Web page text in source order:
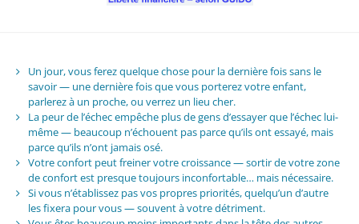
Un jour, vous ferez quelque chose pour la dernière fois sans le
savoir — une dernière fois que vous porterez votre enfant,
parlerez à un proche, ou verrez un lieu cher.
La peur de l’échec empêche plus de gens d’essayer que l’échec lui-
même — beaucoup n’échouent pas parce qu’ils ont essayé, mais
parce qu’ils n’ont jamais osé.
Votre confort peut freiner votre croissance — sortir de votre zone
de confort est presque toujours inconfortable… mais nécessaire.
Si vous n’établissez pas vos propres priorités, quelqu’un d’autre
les fixera pour vous — souvent à votre détriment.